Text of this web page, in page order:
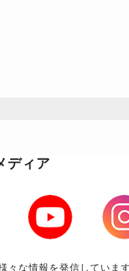
ディア
Youtube
な情報を発信しています